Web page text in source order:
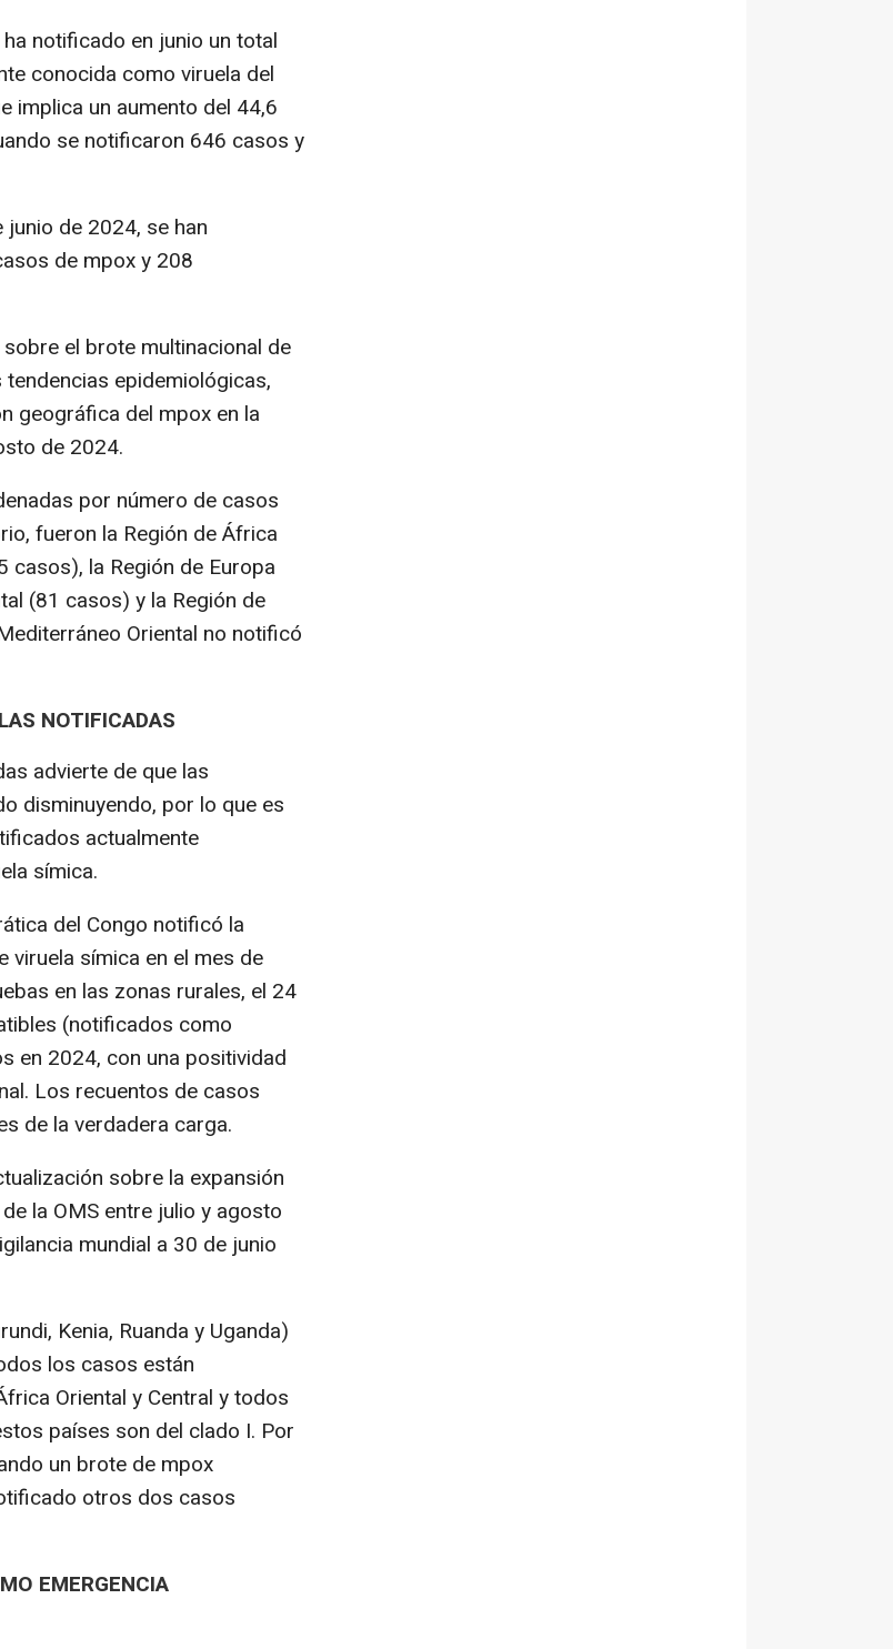
notificado en junio un total
conocida como viruela del
implica un aumento del 44,6
se notificaron 646 casos y
de 2024, se han
de mpox y 208
el brote multinacional de
epidemiológicas,
geográfica del mpox en la
de 2024.
por número de casos
fueron la Región de África
casos), la Región de Europa
(81 casos) y la Región de
Oriental no notificó
NOTIFICADAS
advierte de que las
disminuyendo, por lo que es
actualmente
símica.
del Congo notificó la
símica en el mes de
en las zonas rurales, el 24
(notificados como
en 2024, con una positividad
Los recuentos de casos
de la verdadera carga.
sobre la expansión
la OMS entre julio y agosto
mundial a 30 de junio
Kenia, Ruanda y Uganda)
los casos están
Oriental y Central y todos
países son del clado I. Por
un brote de mpox
otros dos casos
EMERGENCIA